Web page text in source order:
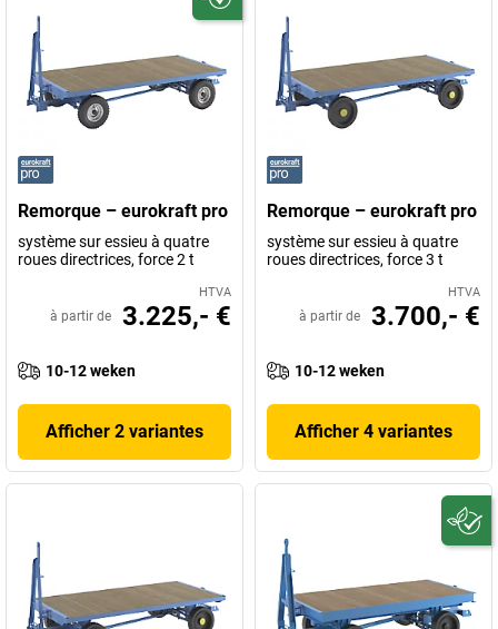
Remorque – eurokraft pro
système sur essieu à quatre
roues directrices, force 2 t
HTVA
à partir de 3.225,- €
10-12 weken
Afficher 2 variantes
Remorque – eurokraft pro
système sur essieu à quatre
roues directrices, force 3 t
HTVA
à partir de 3.700,- €
10-12 weken
Afficher 4 variantes